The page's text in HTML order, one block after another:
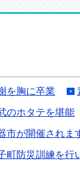
を胸に卒業
のホタテを堪能
市が開催されま
町防災訓練を行